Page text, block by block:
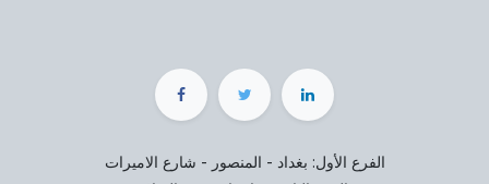
الفرع الأول: بغداد - المنصور - شارع الاميرات